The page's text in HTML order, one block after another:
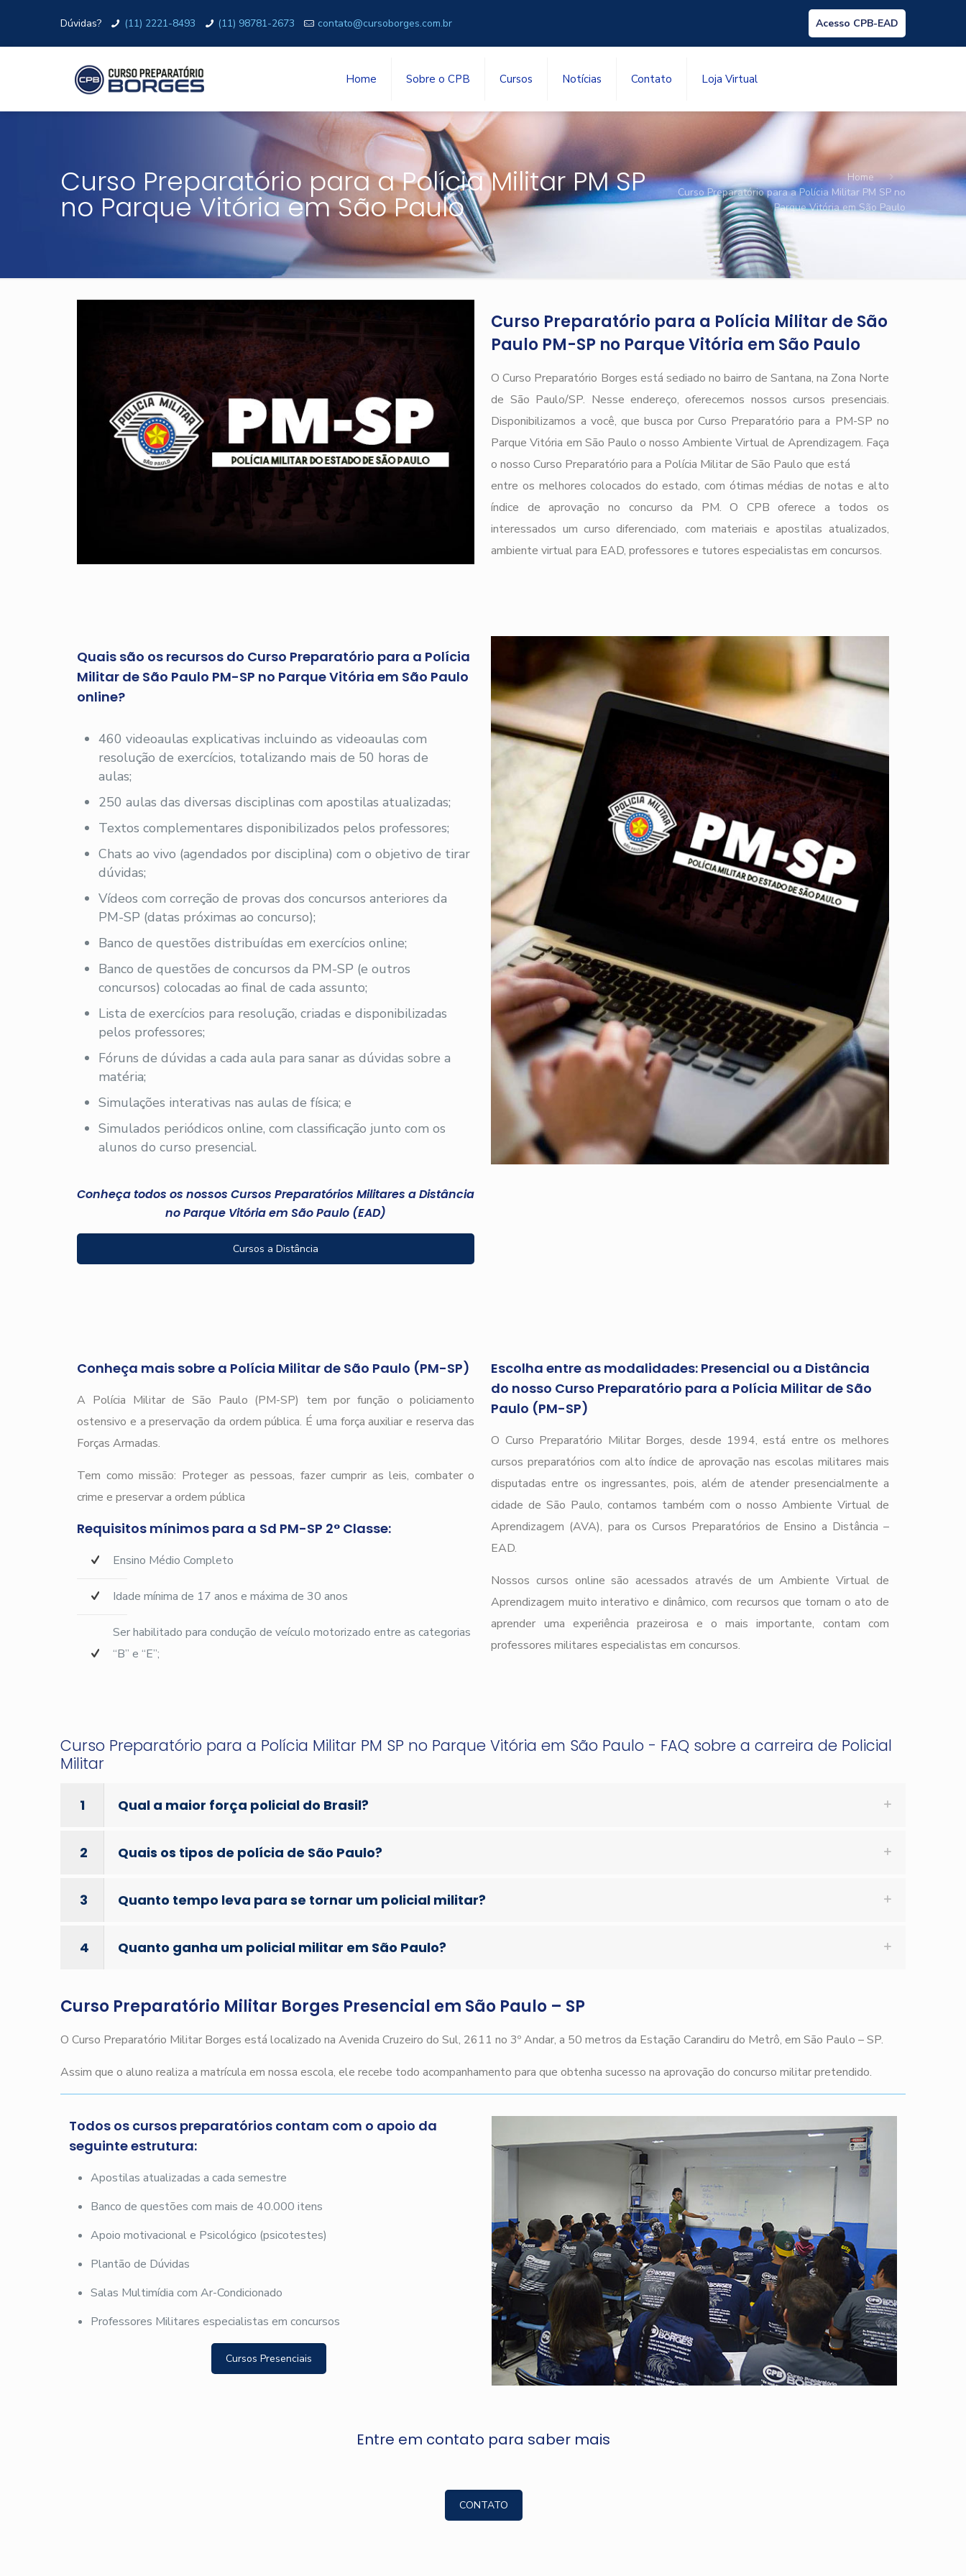
Dúvidas? (11) 2221-8493 (11) 98781-2673 contato@cursoborges.com.br Acesso CPB-EAD
Home Sobre o CPB Cursos Notícias Contato Loja Virtual
Curso Preparatório para a Polícia Militar PM SP
no Parque Vitória em São Paulo
Home
Curso Preparatório para a Polícia Militar PM SP no
Parque Vitória em São Paulo
Curso Preparatório para a Polícia Militar de São
Paulo PM-SP no Parque Vitória em São Paulo
O Curso Preparatório Borges está sediado no bairro de Santana, na Zona Norte
de São Paulo/SP. Nesse endereço, oferecemos nossos cursos presenciais.
Disponibilizamos a você, que busca por Curso Preparatório para a PM-SP no
Parque Vitória em São Paulo o nosso Ambiente Virtual de Aprendizagem. Faça
o nosso Curso Preparatório para a Polícia Militar de São Paulo que está
entre os melhores colocados do estado, com ótimas médias de notas e alto
índice de aprovação no concurso da PM. O CPB oferece a todos os
interessados um curso diferenciado, com materiais e apostilas atualizados,
ambiente virtual para EAD, professores e tutores especialistas em concursos.
Quais são os recursos do Curso Preparatório para a Polícia
Militar de São Paulo PM-SP no Parque Vitória em São Paulo
online?
460 videoaulas explicativas incluindo as videoaulas com
resolução de exercícios, totalizando mais de 50 horas de
aulas;
250 aulas das diversas disciplinas com apostilas atualizadas;
Textos complementares disponibilizados pelos professores;
Chats ao vivo (agendados por disciplina) com o objetivo de tirar
dúvidas;
Vídeos com correção de provas dos concursos anteriores da
PM-SP (datas próximas ao concurso);
Banco de questões distribuídas em exercícios online;
Banco de questões de concursos da PM-SP (e outros
concursos) colocadas ao final de cada assunto;
Lista de exercícios para resolução, criadas e disponibilizadas
pelos professores;
Fóruns de dúvidas a cada aula para sanar as dúvidas sobre a
matéria;
Simulações interativas nas aulas de física; e
Simulados periódicos online, com classificação junto com os
alunos do curso presencial.
Conheça todos os nossos Cursos Preparatórios Militares a Distância
no Parque Vitória em São Paulo (EAD)
Cursos a Distância
Conheça mais sobre a Polícia Militar de São Paulo (PM-SP)
A Polícia Militar de São Paulo (PM-SP) tem por função o policiamento
ostensivo e a preservação da ordem pública. É uma força auxiliar e reserva das
Forças Armadas.
Tem como missão: Proteger as pessoas, fazer cumprir as leis, combater o
crime e preservar a ordem pública
Requisitos mínimos para a Sd PM-SP 2° Classe:
Ensino Médio Completo
Idade mínima de 17 anos e máxima de 30 anos
Ser habilitado para condução de veículo motorizado entre as categorias
“B” e “E”;
Escolha entre as modalidades: Presencial ou a Distância
do nosso Curso Preparatório para a Polícia Militar de São
Paulo (PM-SP)
O Curso Preparatório Militar Borges, desde 1994, está entre os melhores
cursos preparatórios com alto índice de aprovação nas escolas militares mais
disputadas entre os ingressantes, pois, além de atender presencialmente a
cidade de São Paulo, contamos também com o nosso Ambiente Virtual de
Aprendizagem (AVA), para os Cursos Preparatórios de Ensino a Distância –
EAD.
Nossos cursos online são acessados através de um Ambiente Virtual de
Aprendizagem muito interativo e dinâmico, com recursos que tornam o ato de
aprender uma experiência prazeirosa e o mais importante, contam com
professores militares especialistas em concursos.
Curso Preparatório para a Polícia Militar PM SP no Parque Vitória em São Paulo - FAQ sobre a carreira de Policial
Militar
1 Qual a maior força policial do Brasil?
2 Quais os tipos de polícia de São Paulo?
3 Quanto tempo leva para se tornar um policial militar?
4 Quanto ganha um policial militar em São Paulo?
Curso Preparatório Militar Borges Presencial em São Paulo – SP
O Curso Preparatório Militar Borges está localizado na Avenida Cruzeiro do Sul, 2611 no 3º Andar, a 50 metros da Estação Carandiru do Metrô, em São Paulo – SP.
Assim que o aluno realiza a matrícula em nossa escola, ele recebe todo acompanhamento para que obtenha sucesso na aprovação do concurso militar pretendido.
Todos os cursos preparatórios contam com o apoio da
seguinte estrutura:
Apostilas atualizadas a cada semestre
Banco de questões com mais de 40.000 itens
Apoio motivacional e Psicológico (psicotestes)
Plantão de Dúvidas
Salas Multimídia com Ar-Condicionado
Professores Militares especialistas em concursos
Cursos Presenciais
Entre em contato para saber mais
CONTATO